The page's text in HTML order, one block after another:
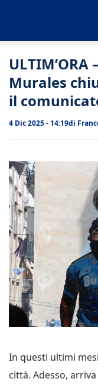
Murales
il
4 Dic 2025 - 14:19di
In questi ultimi
città. Adesso,